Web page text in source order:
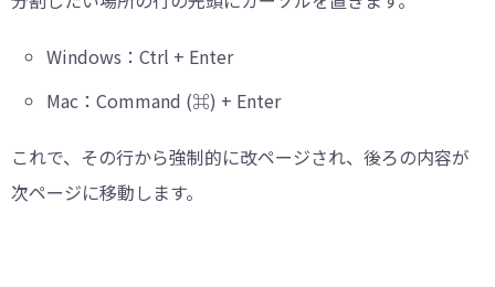
Windows：Ctrl + Enter
Mac：Command (⌘) + Enter
これで、その行から強制的に改ページされ、後ろの内容が
次ページに移動します。